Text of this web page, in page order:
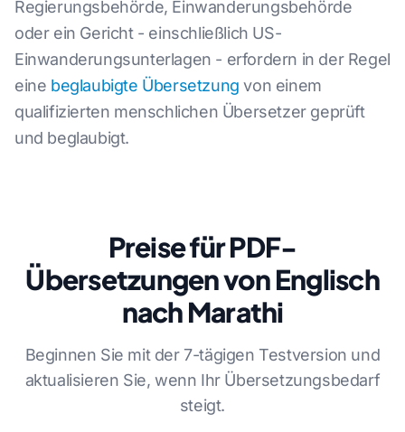
Regierungsbehörde, Einwanderungsbehörde
oder ein Gericht - einschließlich US-
Einwanderungsunterlagen - erfordern in der Regel
eine beglaubigte Übersetzung von einem
qualifizierten menschlichen Übersetzer geprüft
und beglaubigt.
Preise für PDF-
Übersetzungen von Englisch
nach Marathi
Beginnen Sie mit der 7-tägigen Testversion und
aktualisieren Sie, wenn Ihr Übersetzungsbedarf
steigt.